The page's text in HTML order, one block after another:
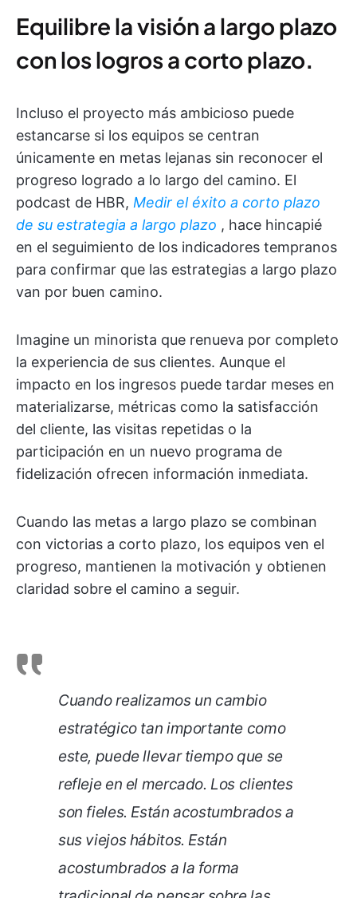
Equilibre la visión a largo plazo
con los logros a corto plazo.
Incluso el proyecto más ambicioso puede
estancarse si los equipos se centran
únicamente en metas lejanas sin reconocer el
progreso logrado a lo largo del camino. El
podcast de HBR, Medir el éxito a corto plazo
de su estrategia a largo plazo , hace hincapié
en el seguimiento de los indicadores tempranos
para confirmar que las estrategias a largo plazo
van por buen camino.
Imagine un minorista que renueva por completo
la experiencia de sus clientes. Aunque el
impacto en los ingresos puede tardar meses en
materializarse, métricas como la satisfacción
del cliente, las visitas repetidas o la
participación en un nuevo programa de
fidelización ofrecen información inmediata.
Cuando las metas a largo plazo se combinan
con victorias a corto plazo, los equipos ven el
progreso, mantienen la motivación y obtienen
claridad sobre el camino a seguir.
Cuando realizamos un cambio
estratégico tan importante como
este, puede llevar tiempo que se
refleje en el mercado. Los clientes
son fieles. Están acostumbrados a
sus viejos hábitos. Están
acostumbrados a la forma